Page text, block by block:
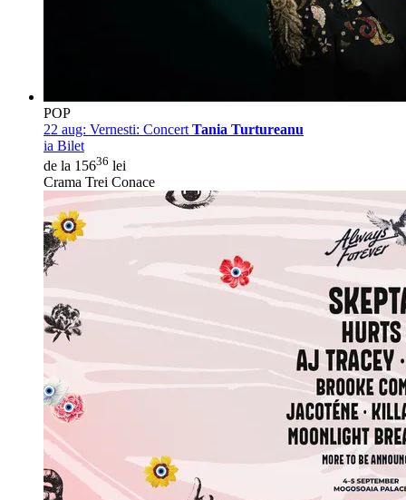
POP
22 aug: Vernesti: Concert Tania Turtureanu
ia Bilet
de la 15636 lei
Crama Trei Conace